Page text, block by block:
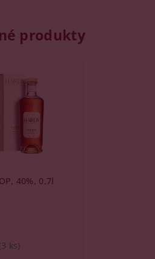
produkty
40%, 0,7l
(3 ks)